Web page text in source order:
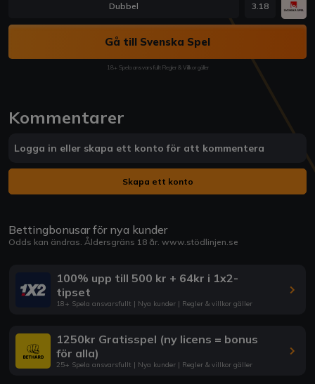
Dubbel 3.18
Gå till Svenska Spel
18+ Spela ansvarsfullt Regler & Villkor gäller
Kommentarer
Logga in eller skapa ett konto för att kommentera
Skapa ett konto
Bettingbonusar för nya kunder
Odds kan ändras. Åldersgräns 18 år. www.stödlinjen.se
100% upp till 500 kr + 64kr i 1x2-
tipset
18+ Spela ansvarsfullt | Nya kunder | Regler & villkor gäller
1250kr Gratisspel (ny licens = bonus
för alla)
25+ Spela ansvarsfullt | Nya kunder | Regler & villkor gäller